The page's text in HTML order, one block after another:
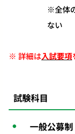
※全体
ない
※ 詳細は入試要項
試験科目
一般公募制